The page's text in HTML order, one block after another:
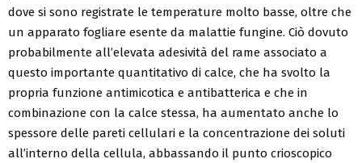
dove si sono registrate le temperature molto basse, oltre che
un apparato fogliare esente da malattie fungine. Ciò dovuto
probabilmente all’elevata adesività del rame associato a
questo importante quantitativo di calce, che ha svolto la
propria funzione antimicotica e antibatterica e che in
combinazione con la calce stessa, ha aumentato anche lo
spessore delle pareti cellulari e la concentrazione dei soluti
all’interno della cellula, abbassando il punto crioscopico